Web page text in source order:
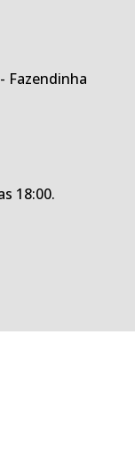
Fazendinha
18:00.